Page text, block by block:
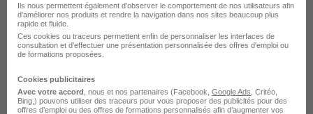
Tout public
Ils nous permettent également d’observer le comportement de nos utilisateurs afin
d'améliorer nos produits et rendre la navigation dans nos sites beaucoup plus
rapide et fluide.
Ces cookies ou traceurs permettent enfin de personnaliser les interfaces de
consultation et d'effectuer une présentation personnalisée des offres d'emploi ou
de formations proposées.
Cookies publicitaires
Avec votre accord , nous et nos partenaires (Facebook, Google Ads , Critéo,
Bing,) pouvons utiliser des traceurs pour vous proposer des publicités pour des
offres d’emploi ou des offres de formations personnalisés afin d’augmenter vos